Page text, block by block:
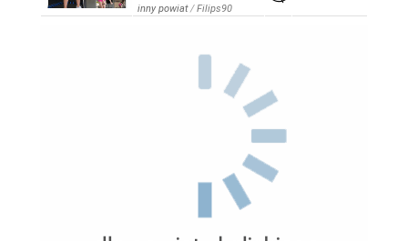
inny powiat/Filips90